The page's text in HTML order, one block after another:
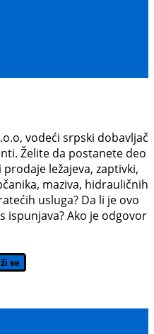
vodeći srpski dobavljač
Želite da postanete deo
ležajeva, zaptivki,
maziva, hidrauličnih
usluga? Da li je ovo
ispunjava? Ako je odgovor
se